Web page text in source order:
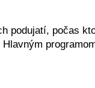
podujatí, počas